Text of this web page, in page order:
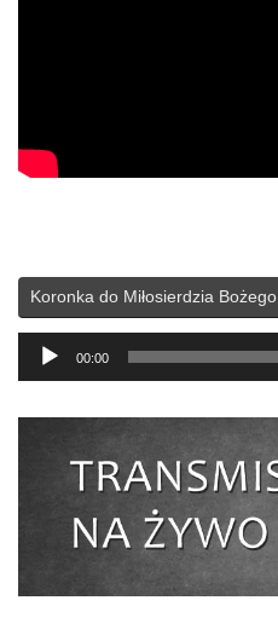
Koronka do Miłosierdzia Bożego
Odtwarzacz
plików
00:00